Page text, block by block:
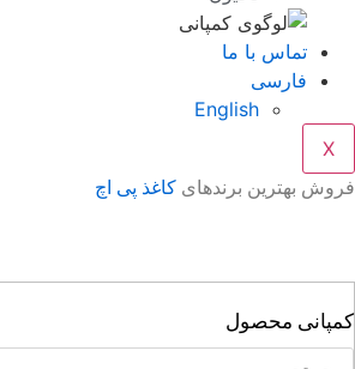
تماس با ما
فارسی
English
بهترین برندهایکاغذ پی اچ
محصول